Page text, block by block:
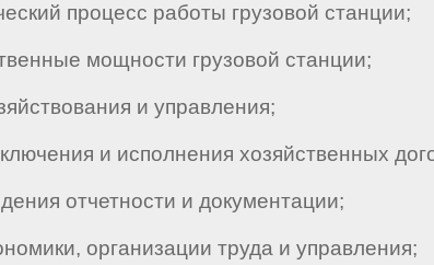
процесс работы грузовой станции;
мощности грузовой станции;
и управления;
и исполнения хозяйственных
отчетности и документации;
организации труда и управления;